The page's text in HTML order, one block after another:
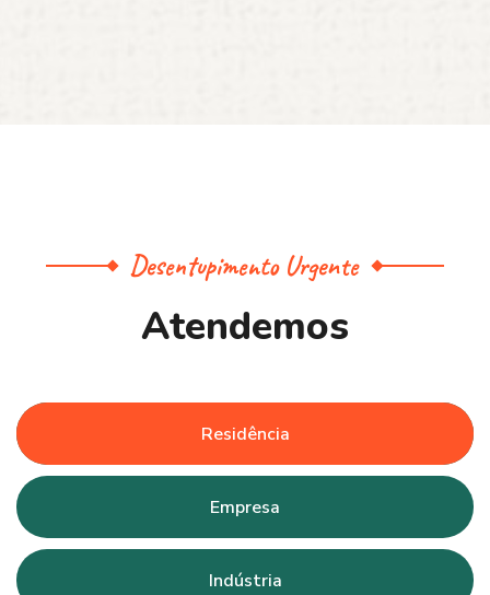
Desentupimento Urgente
Atendemos
Residência
Empresa
Indústria